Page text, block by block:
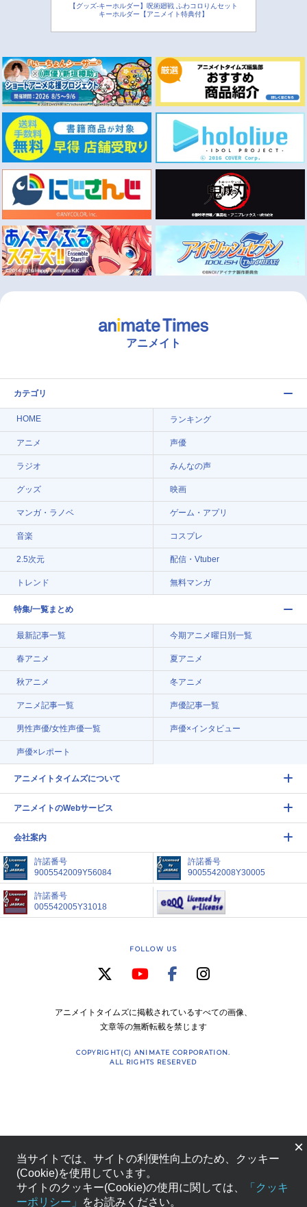
【グッズ-キーホルダー】呪術廻戦 ふわコロりんセット
キーホルダー【アニメイト特典付】
アニメイト
カテゴリ
HOME ランキング
アニメ 声優
ラジオ みんなの声
グッズ 映画
マンガ・ラノベ ゲーム・アプリ
音楽 コスプレ
2.5次元 配信・Vtuber
トレンド 無料マンガ
特集/一覧まとめ
最新記事一覧 今期アニメ曜日別一覧
春アニメ 夏アニメ
秋アニメ 冬アニメ
アニメ記事一覧 声優記事一覧
男性声優/女性声優一覧 声優×インタビュー
声優×レポート
アニメイトタイムズについて
アニメイトのWebサービス
会社案内
許諾番号
9005542009Y56084
許諾番号
9005542008Y30005
許諾番号
005542005Y31018
FOLLOW US
アニメイトタイムズに掲載されているすべての画像、
文章等の無断転載を禁じます
COPYRIGHT(C) ANIMATE CORPORATION.
ALL RIGHTS RESERVED
×
当サイトでは、サイトの利便性向上のため、クッキー
(Cookie)を使用しています。
サイトのクッキー(Cookie)の使用に関しては、
「クッキ
ーポリシー」
をお読みください。